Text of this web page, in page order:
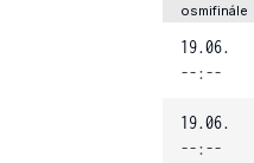
osmifinále
19.06.
--:--
19.06.
--:--